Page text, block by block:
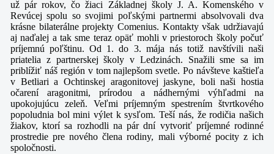
už pár rokov, čo žiaci Základnej školy J. A. Komenského v
Revúcej spolu so svojimi poľskými partnermi absolvovali dva
krásne bilaterálne projekty Comenius. Kontakty však udržiavajú
aj naďalej a tak sme teraz opäť mohli v priestoroch školy počuť
príjemnú poľštinu. Od 1. do 3. mája nás totiž navštívili naši
priatelia z partnerskej školy v Ledzinách. Snažili sme sa im
priblížiť náš región v tom najlepšom svetle. Po návšteve kaštieľa
v Betliari a Ochtinskej aragonitovej jaskyne, boli naši hostia
očarení aragonitmi, prírodou a nádhernými výhľadmi na
upokojujúcu zeleň. Veľmi príjemným spestrením štvrtkového
popoludnia bol mini výlet k sysľom. Teší nás, že rodičia našich
žiakov, ktorí sa rozhodli na pár dní vytvoriť príjemné rodinné
prostredie pre nového člena rodiny, mali výborné pocity z ich
spoločnosti.